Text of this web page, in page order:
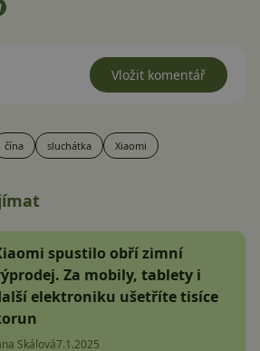
Vložit komentář
čína sluchátka Xiaomi
spustilo obří zimní
Za mobily, tablety i
elektroniku ušetříte tisíce
Skálová7.1.2025